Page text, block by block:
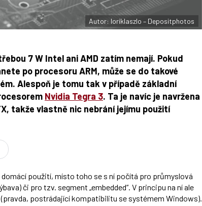
Autor: loriklaszlo – Depositphotos
7 W Intel ani AMD zatím nemají. Pokud
po procesoru ARM, může se do takové
Alespoň je tomu tak v případě základní
Nvidia Tegra 3. Ta je navíc je navržena
takže vlastně nic nebrání jejímu použití
použití, místo toho se s ní počítá pro průmyslová
či pro tzv. segment „embedded“. V principu na ní ale
postrádající kompatibilitu se systémem Windows).